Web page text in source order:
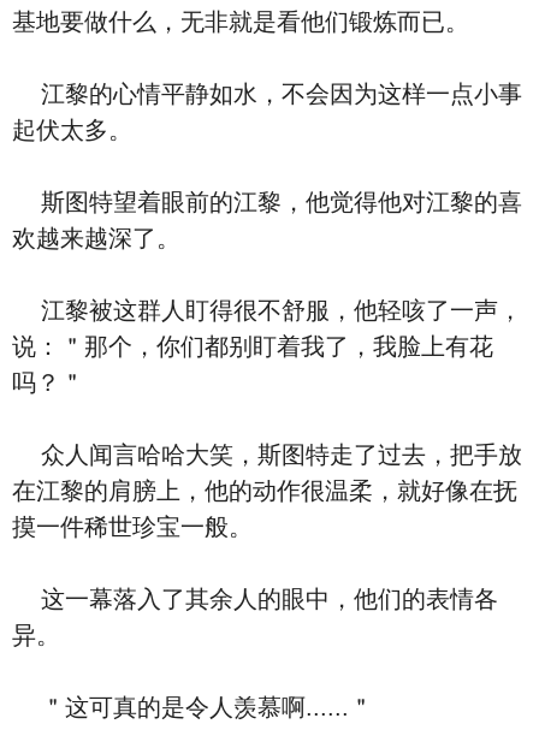
基地要做什么，无非就是看他们锻炼而已。
江黎的心情平静如水，不会因为这样一点小事
起伏太多。
斯图特望着眼前的江黎，他觉得他对江黎的喜
欢越来越深了。
江黎被这群人盯得很不舒服，他轻咳了一声，
说：＂那个，你们都别盯着我了，我脸上有花
吗？＂
众人闻言哈哈大笑，斯图特走了过去，把手放
在江黎的肩膀上，他的动作很温柔，就好像在抚
摸一件稀世珍宝一般。
这一幕落入了其余人的眼中，他们的表情各
异。
＂这可真的是令人羡慕啊......＂